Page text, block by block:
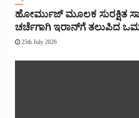
ಹೋರ್ಮುಜ್ ಮೂಲಕ ಸುರಕ್ಷಿತ
ಚರ್ಚೆಗಾಗಿ ಇರಾನ್‌ಗೆ ತಲುಪಿದ
25th July 2026